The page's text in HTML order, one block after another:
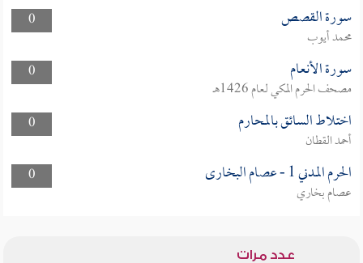
0
سورة القصص
محمد أيوب
0
سورة الأنعام
مصحف الحرم المكي لعام 1426هـ
0
اختلاط السائق بالمحارم
أحمد القطان
0
الحرم المدني 1 - عصام البخارى
عصام بخاري
عدد مرات